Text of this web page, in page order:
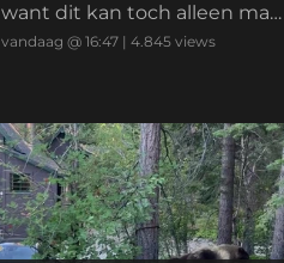
want dit kan toch alleen maa
r fout gaan?!
vandaag @ 16:47 |4.845 views